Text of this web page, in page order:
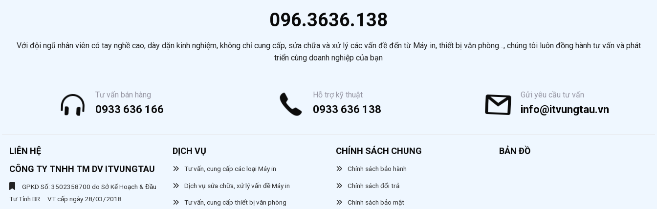
096.3636.138
Với đội ngũ nhân viên có tay nghề cao, dày dặn kinh nghiệm, không chỉ cung cấp, sửa chữa và xử lý các vấn đề đến từ Máy in, thiết bị văn phòng..., chúng tôi luôn đồng hành tư vấn và phát
triển cùng doanh nghiệp của bạn
Tư vấn bán hàng
0933 636 166
Hỗ trợ kỹ thuật
0933 636 138
Gửi yêu cầu tư vấn
info@itvungtau.vn
LIÊN HỆ
CÔNG TY TNHH TM DV ITVUNGTAU
GPKD Số: 3502358700 do Sở Kế Hoạch & Đầu
Tư Tỉnh BR – VT cấp ngày 28/03/2018
DỊCH VỤ
Tư vấn, cung cấp các loại Máy in
Dịch vụ sửa chữa, xử lý vấn đề Máy in
Tư vấn, cung cấp thiết bị văn phòng
CHÍNH SÁCH CHUNG
Chính sách bảo hành
Chính sách đổi trả
Chính sách bảo mật
BẢN ĐỒ